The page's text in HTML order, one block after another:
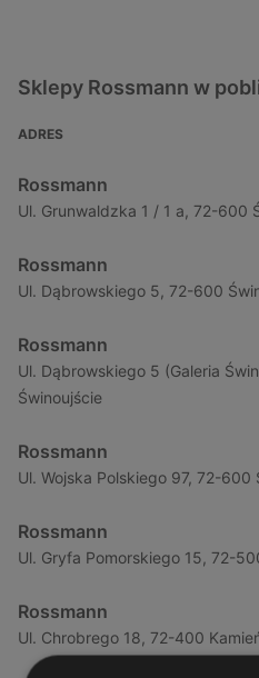
Sklepy Rossmann w
ADRES
Rossmann
Ul. Grunwaldzka 1 / 1 a, 72-600
Rossmann
Ul. Dąbrowskiego 5, 72-600
Rossmann
Ul. Dąbrowskiego 5 (Galeria
Świnoujście
Rossmann
Ul. Wojska Polskiego 97, 72-600
Rossmann
Ul. Gryfa Pomorskiego 15, 72-
Rossmann
Ul. Chrobrego 18, 72-400